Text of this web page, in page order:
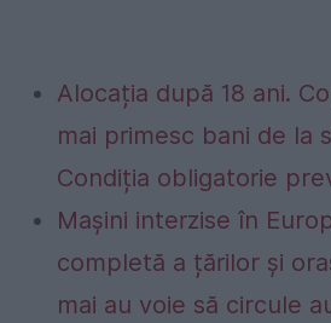
Alocația după 18 ani.
mai primesc bani de la
Condiția obligatorie
Mașini interzise în
completă a țărilor și
mai au voie să circule